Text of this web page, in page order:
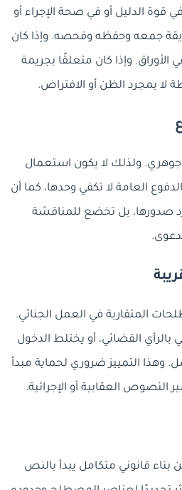
قوة الدليل أو في صحة الإجراء أو
جمعه وحفظه وفحصه. وإذا كان
وإذا كان متعلقًا بجريمة
لا بمجرد الظن أو الافتراض.
جوهري. ولذلك لا يكون استعمال
العامة لا تكفي وحدها، كما أن
صدورها، بل تخضع للمناقشة
المتقاربة في العمل الجنائي.
بالرأي القضائي، أو يختلط الدخول
وهذا التمييز ضروري لحماية مبدأ
العقابية أو الإجرائية.
بناء قانوني متكامل يبدأ بالنص